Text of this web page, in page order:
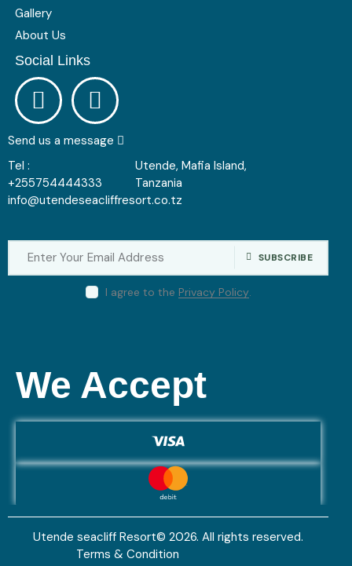
Gallery
About Us
Social Links
Send us a message
Tel :
+255754444333
Utende, Mafia Island,
Tanzania
info@utendeseacliffresort.co.tz
SUBSCRIBE
I agree to the Privacy Policy.
We Accept
Utende seacliff Resort© 2026. All rights reserved.
Terms & Condition